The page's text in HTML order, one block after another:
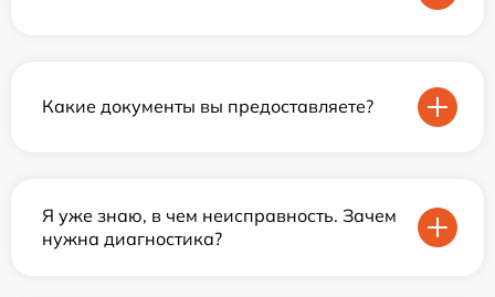
Какие документы вы предоставляете?
Я уже знаю, в чем неисправность. Зачем
нужна диагностика?